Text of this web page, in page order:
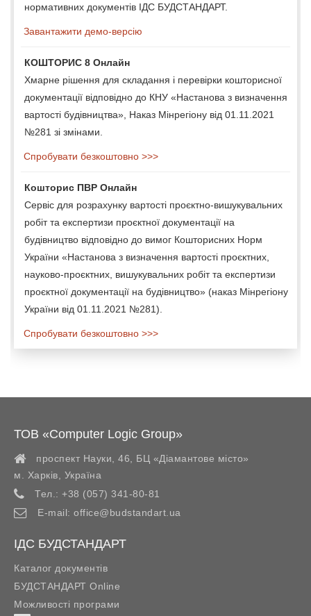
нормативних документів ІДС БУДСТАНДАРТ.
Завантажити демо-версію
КОШТОРИС 8 Онлайн
Хмарне рішення для складання і перевірки кошторисної
документації відповідно до КНУ «Настанова з визначення
вартості будівництва», Наказ Мінрегіону від 01.11.2021
№281 зі змінами.
Спробувати безкоштовно >>>
Кошторис ПВР Онлайн
Сервіс для розрахунку вартості проєктно-вишукувальних
робіт та експертизи проєктної документації на
будівництво відповідно до вимог Кошторисних Норм
України «Настанова з визначення вартості проєктних,
науково-проєктних, вишукувальних робіт та експертизи
проєктної документації на будівництво» (наказ Мінрегіону
України від 01.11.2021 №281).
Спробувати безкоштовно >>>
ТОВ «Computer Logic Group»
проспект Науки, 46, БЦ «Діамантове місто»
м. Харків
Україна
Тел.: +38 (057) 341-80-81
E-mail: office@budstandart.ua
ІДС БУДСТАНДАРТ
Каталог документів
БУДСТАНДАРТ Online
Можливості програми